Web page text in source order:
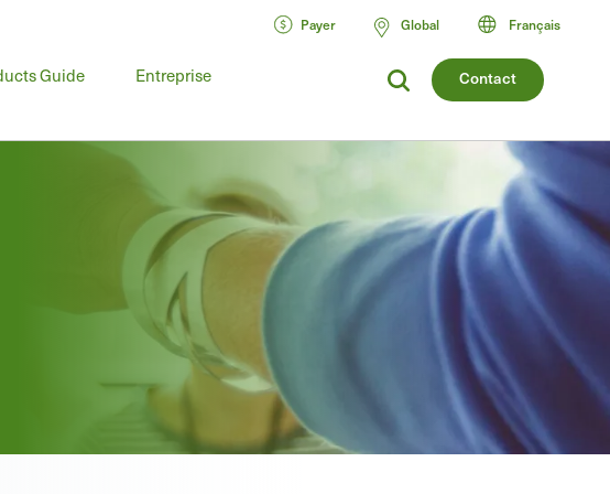
Contact
Guide Entreprise
Payer Global Français